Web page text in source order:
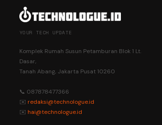
YOUR TECH UPDATE
Komplek Rumah Susun Petamburan Blok 1 Lt.
Dasar,
Tanah Abang, Jakarta Pusat 10260
📞 087878477366
✉️ redaksi@technologue.id
✉️ hai@technologue.id